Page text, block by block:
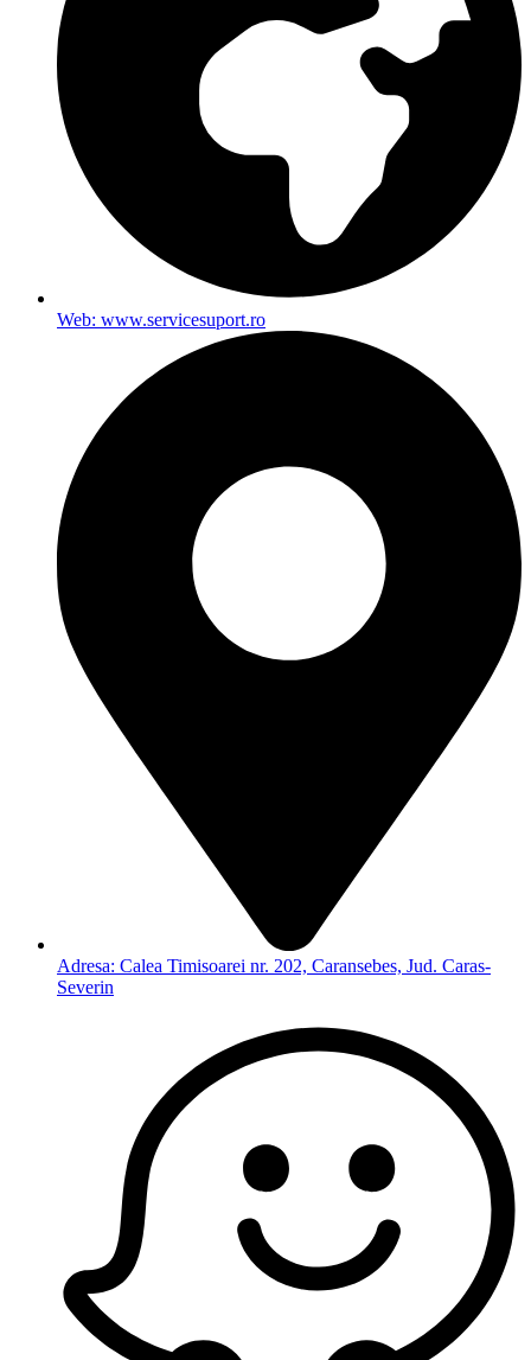
Web: www.servicesuport.ro
Adresa: Calea Timisoarei nr. 202, Caransebes, Jud. Caras-
Severin